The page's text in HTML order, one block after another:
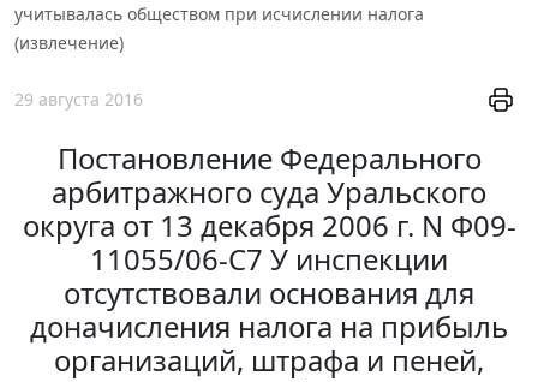
учитывалась обществом при исчислении налога
(извлечение)
29 августа 2016
Постановление Федерального
арбитражного суда Уральского
округа от 13 декабря 2006 г. N Ф09-
11055/06-С7 У инспекции
отсутствовали основания для
доначисления налога на прибыль
организаций, штрафа и пеней,